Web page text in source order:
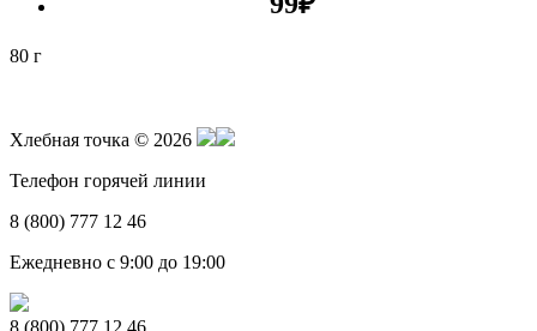
80 г
Хлебная точка © 2026
Телефон горячей линии
8 (800) 777 12 46
Ежедневно с 9:00 до 19:00
8 (800) 777 12 46